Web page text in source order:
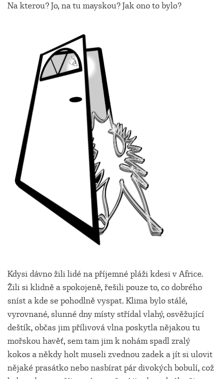
Na kterou? Jo, na tu mayskou? Jak ono to bylo?
Kdysi dávno žili lidé na příjemné pláži kdesi v Africe.
Žili si klidně a spokojeně, řešili pouze to, co dobrého
sníst a kde se pohodlně vyspat. Klima bylo stálé,
vyrovnané, slunné dny místy střídal vlahý, osvěžující
deštík, občas jim přílivová vlna poskytla nějakou tu
mořskou havěť, sem tam jim k nohám spadl zralý
kokos a někdy holt museli zvednou zadek a jít si ulovit
nějaké prasátko nebo nasbírat pár divokých bobulí, což